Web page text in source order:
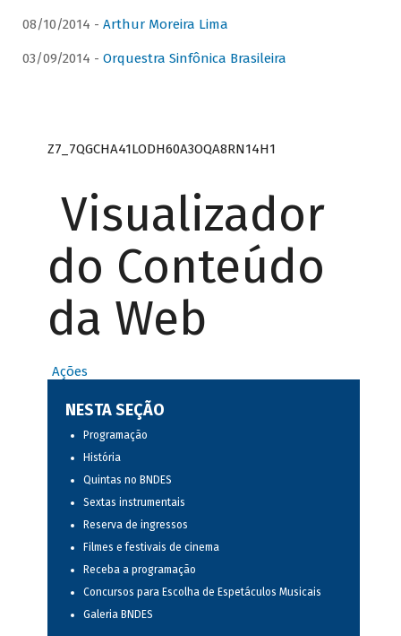
08/10/2014 - Arthur Moreira Lima
03/09/2014 - Orquestra Sinfônica Brasileira
Z7_7QGCHA41LODH60A3OQA8RN14H1
Visualizador
do Conteúdo
da Web
Ações
NESTA SEÇÃO
Programação
História
Quintas no BNDES
Sextas instrumentais
Reserva de ingressos
Filmes e festivais de cinema
Receba a programação
Concursos para Escolha de Espetáculos Musicais
Galeria BNDES